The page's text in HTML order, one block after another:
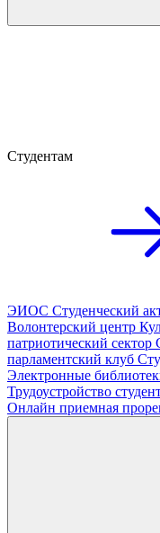
Студентам
ЭИОС Студенческий
Волонтерский центр
патриотический сектор
парламентский клуб
Электронные
Трудоустройство
Онлайн приемная